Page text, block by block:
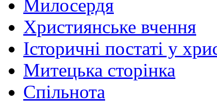
Милосердя
Християнське вчення
Історичні постаті у
Митецька сторінка
Спільнота